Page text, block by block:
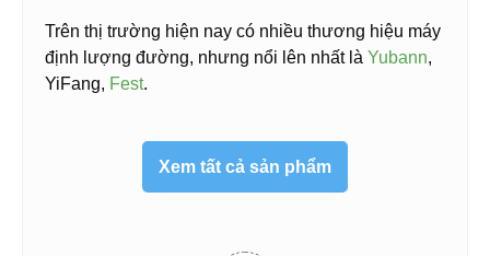
Trên thị trường hiện nay có nhiều thương hiệu máy
định lượng đường, nhưng nổi lên nhất là Yubann,
YiFang, Fest.
Xem tất cả sản phẩm